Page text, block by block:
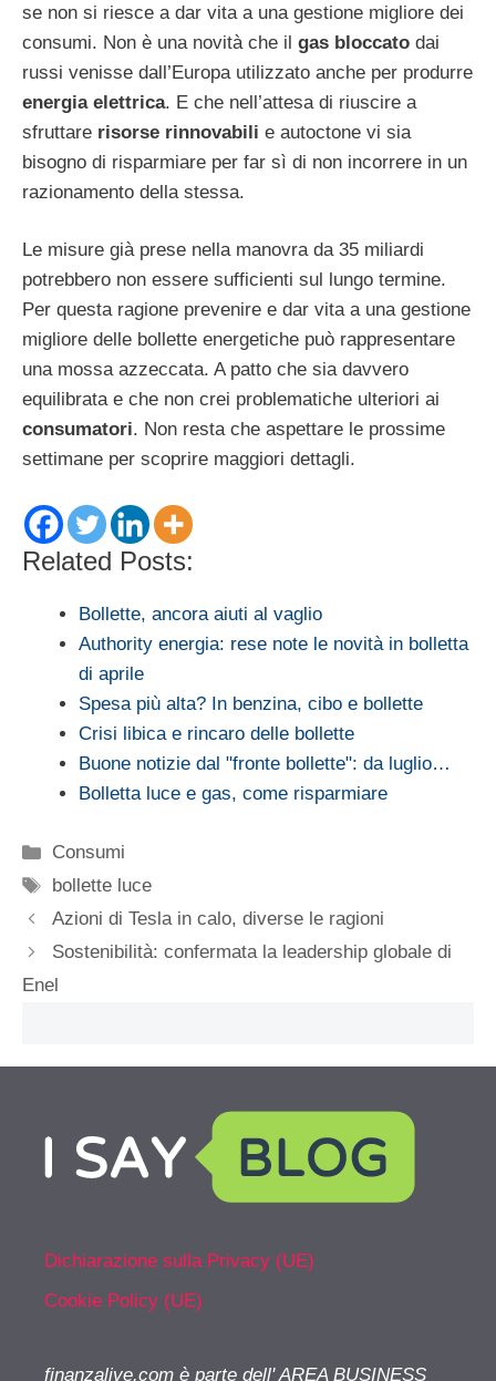
se non si riesce a dar vita a una gestione migliore dei
consumi. Non è una novità che il gas bloccato dai
russi venisse dall’Europa utilizzato anche per produrre
energia elettrica. E che nell’attesa di riuscire a
sfruttare risorse rinnovabili e autoctone vi sia
bisogno di risparmiare per far sì di non incorrere in un
razionamento della stessa.
Le misure già prese nella manovra da 35 miliardi
potrebbero non essere sufficienti sul lungo termine.
Per questa ragione prevenire e dar vita a una gestione
migliore delle bollette energetiche può rappresentare
una mossa azzeccata. A patto che sia davvero
equilibrata e che non crei problematiche ulteriori ai
consumatori. Non resta che aspettare le prossime
settimane per scoprire maggiori dettagli.
Related Posts:
Bollette, ancora aiuti al vaglio
Authority energia: rese note le novità in bolletta
di aprile
Spesa più alta? In benzina, cibo e bollette
Crisi libica e rincaro delle bollette
Buone notizie dal "fronte bollette": da luglio…
Bolletta luce e gas, come risparmiare
Categorie
Consumi
Tag
bollette luce
Azioni di Tesla in calo, diverse le ragioni
Sostenibilità: confermata la leadership globale di
Enel
Dichiarazione sulla Privacy (UE)
Cookie Policy (UE)
finanzalive.com è parte dell' AREA BUSINESS